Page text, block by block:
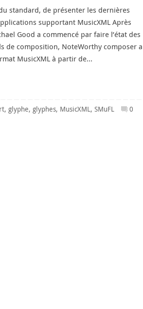
standard, de présenter les dernières
supportant MusicXML Après
Good a commencé par faire l’état des
de composition, NoteWorthy composer a
MusicXML à partir de…
, glyphe, glyphes, MusicXML, SMuFL 0